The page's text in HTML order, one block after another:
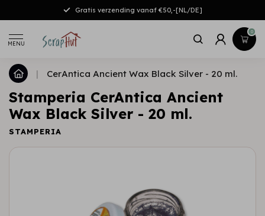
Gratis verzending vanaf €50,-[NL/DE]
MENU
0
| CerAntica Ancient Wax Black Silver - 20 ml.
Stamperia CerAntica Ancient
Wax Black Silver - 20 ml.
STAMPERIA